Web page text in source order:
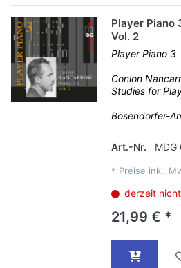
Player Piano
Vol. 2
Player Piano 3
Conlon
Studies for
Bösendorfer-
Art.-Nr.
* Preise inkl.
derzeit
21,99 € *